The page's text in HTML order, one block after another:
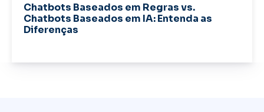
Chatbots Baseados em Regras vs.
Chatbots Baseados em IA: Entenda as
Diferenças